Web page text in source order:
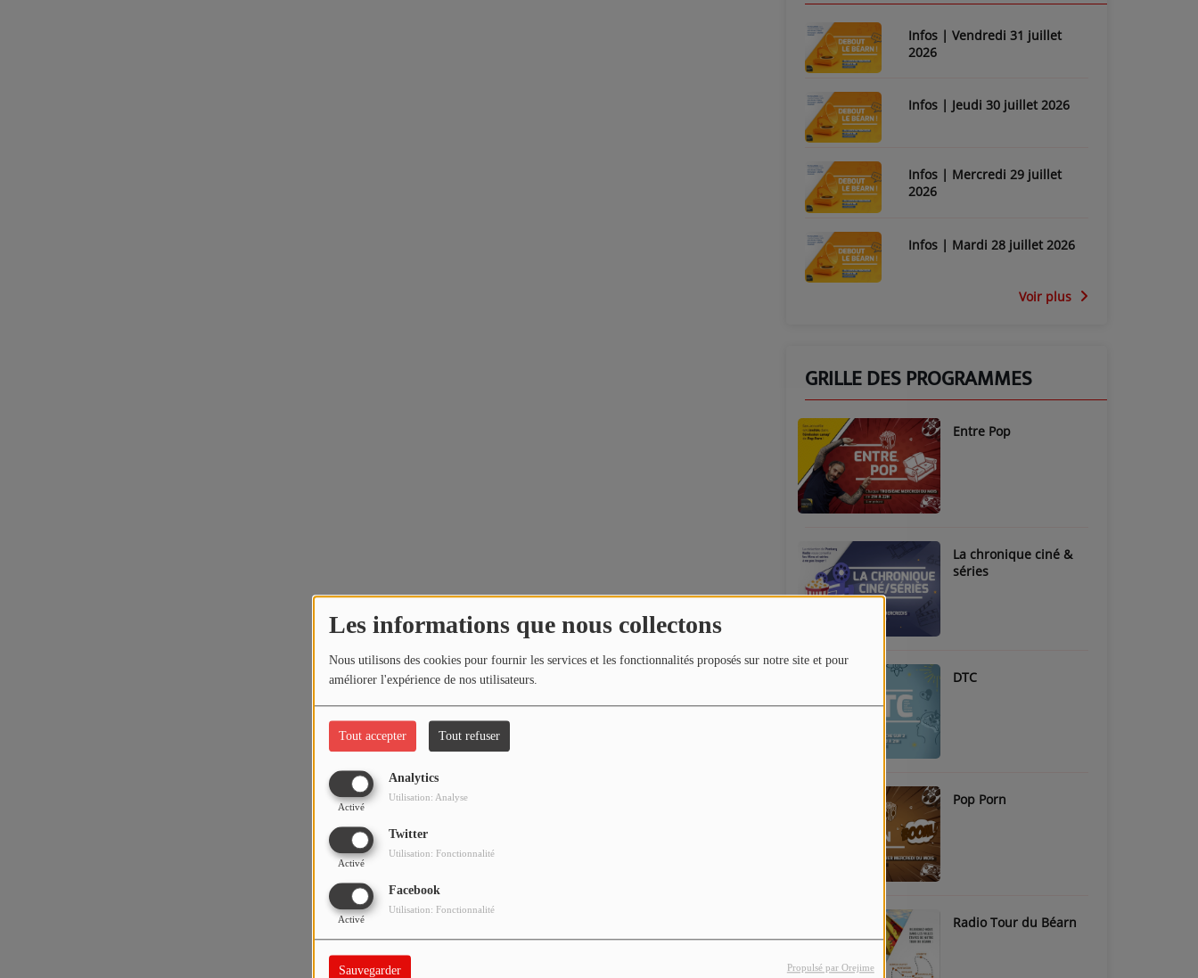
Les informations que nous collectons
Nous utilisons des cookies pour fournir les services et les fonctionnalités proposés sur notre site et pour
améliorer l'expérience de nos utilisateurs.
Tout accepter Tout refuser
Analytics
Activé
Utilisation: Analyse
Twitter
Activé
Utilisation: Fonctionnalité
Facebook
Activé
Utilisation: Fonctionnalité
Sauvegarder Propulsé par Orejime
Infos | Vendredi 31 juillet
2026
Infos | Jeudi 30 juillet 2026
Infos | Mercredi 29 juillet
2026
Infos | Mardi 28 juillet 2026
Voir plus
GRILLE DES PROGRAMMES
Entre Pop
La chronique ciné &
séries
DTC
Pop Porn
Radio Tour du Béarn